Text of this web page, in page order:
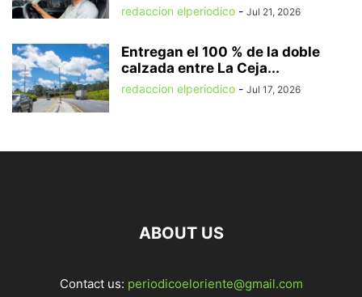
redaccion elperiodico - Jul 21, 2026
Entregan el 100 % de la doble
calzada entre La Ceja...
redaccion elperiodico - Jul 17, 2026
ABOUT US
Contact us: periodicoeloriente@gmail.com